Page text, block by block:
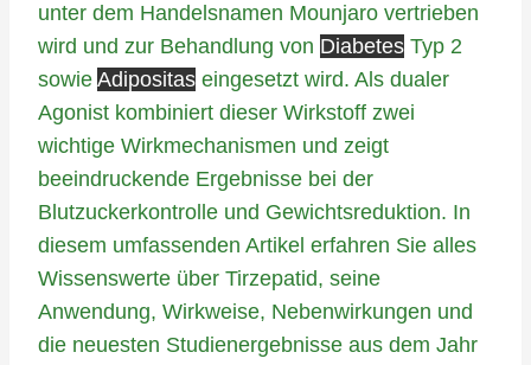
unter dem Handelsnamen Mounjaro vertrieben
wird und zur Behandlung von Diabetes Typ 2
sowie Adipositas eingesetzt wird. Als dualer
Agonist kombiniert dieser Wirkstoff zwei
wichtige Wirkmechanismen und zeigt
beeindruckende Ergebnisse bei der
Blutzuckerkontrolle und Gewichtsreduktion. In
diesem umfassenden Artikel erfahren Sie alles
Wissenswerte über Tirzepatid, seine
Anwendung, Wirkweise, Nebenwirkungen und
die neuesten Studienergebnisse aus dem Jahr